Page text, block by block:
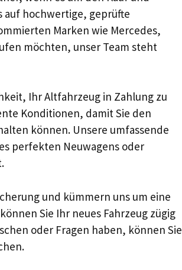
auf hochwertige, geprüfte
Marken wie Mercedes,
möchten, unser Team steht
Ihr Altfahrzeug in Zahlung zu
Konditionen, damit Sie den
können. Unsere umfassende
perfekten Neuwagens oder
und kümmern uns um eine
Sie Ihr neues Fahrzeug zügig
oder Fragen haben, können Sie